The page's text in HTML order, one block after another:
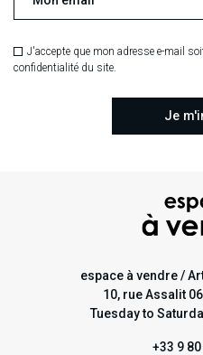
J'accepte que mon adresse e-mail
confidentialité du site.
espace à vendre /
10, rue Assalit
Tuesday to
+33 9